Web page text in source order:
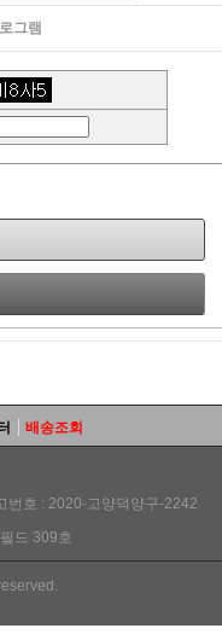
그램
배송조회
번호 : 2020-고양덕양구-2242
드 309호